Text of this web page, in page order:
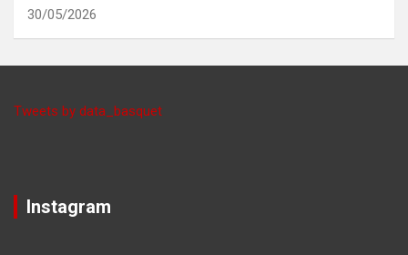
30/05/2026
Tweets by data_basquet
Instagram